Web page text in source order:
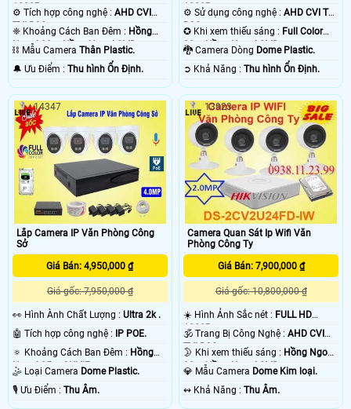
1080P .
⚙ Tích hợp công nghệ : AHD CVI
TVI BCS.
❈ Khoảng Cách Ban Đêm : Hồng
Ngoại 20m Hồng Ngoại SMD.
⛓ Mẫu Camera Thân Plastic.
️🔔 Ưu Điểm : Thu hình Ổn Định.
1080P .
⚙ Sử dụng công nghệ :AHD CVI TVI
BCS.
✪ Khi xem thiếu sáng : Full Color
20m Hồng Ngoại SMD.
🐉️ Camera Dòng Dome Plastic.
️➲ Khả Năng :Thu hình Ổn Định.
Lắp Camera IP Văn Phòng Công
Sở
Giá Bán: 4,950,000 ₫
Giá gốc: 7,950,000 ₫
️👀 Hình Ành Chất Lượng : Ultra 2k .
🤖️ Tích hợp công nghệ :
IP POE.
🔅 Khoảng Cách Ban Đêm : Hồng
Ngoại 25m ONVIF.
🤹 Loại Camera Dome Plastic.
️🎙 Ưu Điểm : Thu Âm.
14347
Camera Quan Sát Ip Wifi Văn
Phòng Công Ty
Giá Bán: 7,900,000 ₫
Giá gốc: 10,800,000 ₫
☀️ Hình Ảnh Sắc nét : FULL HD
1080P .
🕉️ Trang Bị Công Nghệ :AHD CVI
TVI BCS.
🌛 Khi xem thiếu sáng : Hồng Ngoại
20m Hồng Ngoại SMD.
💎 Mẫu Camera Dome Kim loại.
️↭ Khả Năng :Thu Âm.
13923